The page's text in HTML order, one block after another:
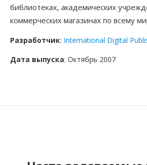
библиотеках, академических
коммерческих магазинах по всему
Разработчик: International Digital
Дата выпуска: Октябрь 2007